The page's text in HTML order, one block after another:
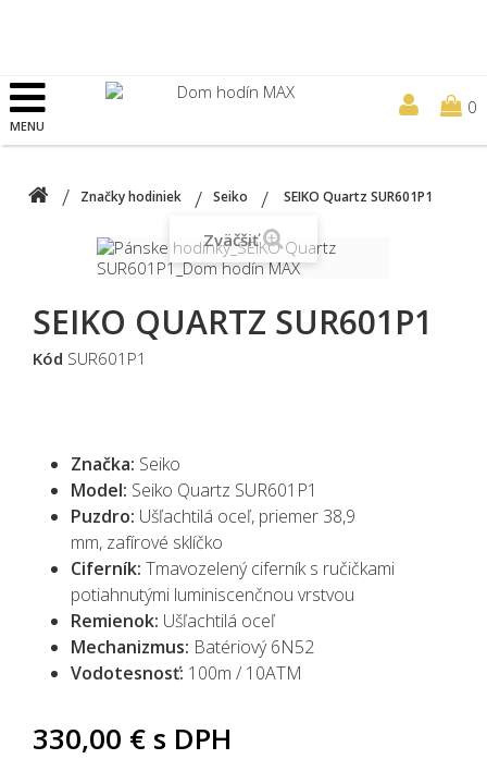
MENU
0
Značky hodiniek Seiko SEIKO Quartz SUR601P1
Zväčšiť
SEIKO QUARTZ SUR601P1
Kód SUR601P1
Značka: Seiko
Model: Seiko Quartz SUR601P1
Puzdro: Ušľachtilá oceľ, priemer 38,9
mm, zafírové sklíčko
Ciferník: Tmavozelený ciferník s ručičkami
potiahnutými luminiscenčnou vrstvou
Remienok: Ušľachtilá oceľ
Mechanizmus: Batériový6N52
Vodotesnosť: 100m / 10ATM
330,00 € s DPH